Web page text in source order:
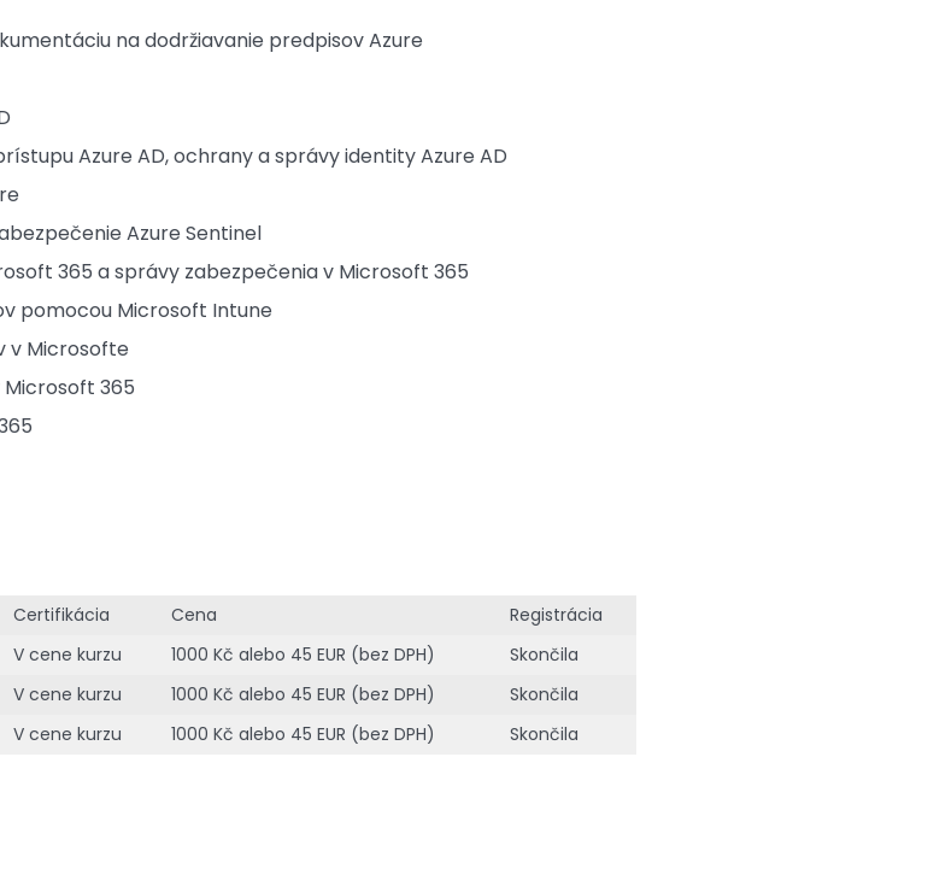
na dodržiavanie predpisov Azure
Azure AD, ochrany a správy identity Azure AD
Azure Sentinel
365 a správy zabezpečenia v Microsoft 365
pomocou Microsoft Intune
v Microsofte
365
Certifikácia Cena
Registrácia
V cene kurzu 1000 Kč alebo 45 EUR (bez DPH)
Skončila
V cene kurzu 1000 Kč alebo 45 EUR (bez DPH)
Skončila
V cene kurzu 1000 Kč alebo 45 EUR (bez DPH) Skončila